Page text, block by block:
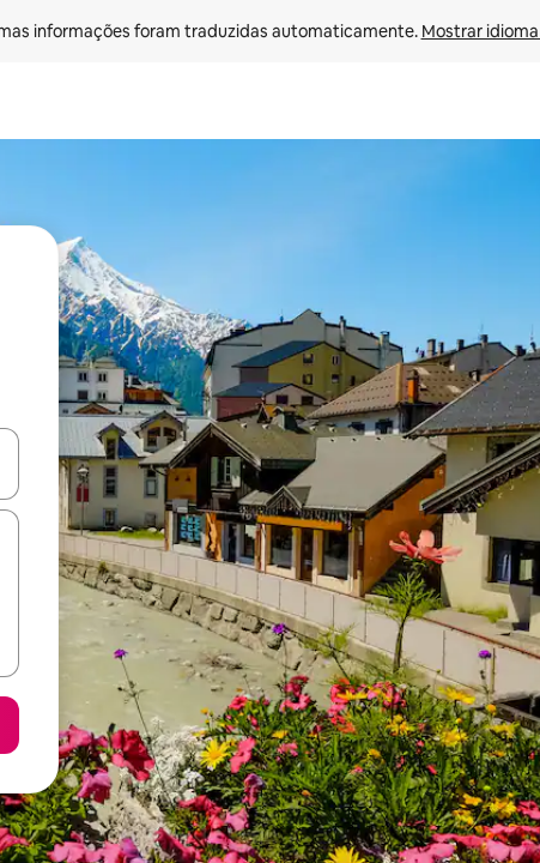
informações foram traduzidas automaticamente. Mostrar
os usando as seta para cima e para baixo do teclado ou tocando e